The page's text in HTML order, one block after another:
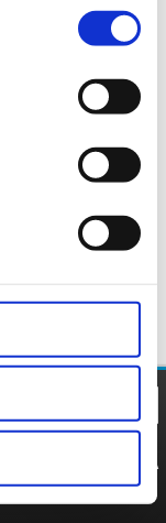
POLITYKA